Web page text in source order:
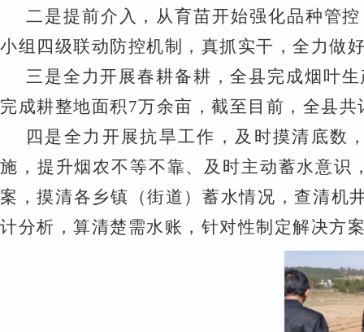
二是提前介入，从育苗开始强化品种管
小组四级联动防控机制，真抓实干，全力做
三是全力开展春耕备耕，全县完成烟叶
完成耕整地面积7万余亩，截至目前，全县
四是全力开展抗旱工作， 及时摸清底数
施 ， 提升烟农不等不靠、 及时主动蓄水意识
案 ，摸清各乡镇（街道）蓄水情况，查清机
计分析，算清楚需水账 ，针对性制定解决方